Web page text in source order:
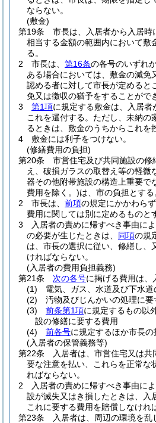
ならない。
(敷金)
第19条
市長は、入居者から入居時
相当する金額の範囲内において敷
る。
2
市長は、 第16条の各号のいずれ
ある場合においては、敷金の減免
認める者に対して市長が定めると
免又は徴収の猶予をすることがで
3
第1項に規定する敷金は、入居者
これを還付する。 ただし、未納の
るときは、敷金のうちからこれを
4
敷金には利子をつけない。
(修繕費用の負担)
第20条
市営住宅及び共同施設の修
え、破損ガラスの取替え等の軽微
器その他附帯施設の構造上重要で
費用を除く。)は、市の負担とする
2
市長は、 前項の規定にかかわら
費用に関しては別に定めるものと
3
入居者の責めに帰すべき事由に
の必要が生じたときは、 同項の規
は、市長の選択に従い、修繕し、
ければならない。
(入居者の費用負担義務)
第21条
次の各号に掲げる費用は、
(1)
電気、ガス、水道及び下水道
(2)
汚物及びじんかいの処理に要
(3)
前条第1項に規定するもの以
設の修繕に要する費用
(4)
前各号に規定するほか市長の
(入居者の保管義務等)
第22条
入居者は、市営住宅又は
要な注意を払い、これらを正常な
ればならない。
2
入居者の責めに帰すべき事由に
設が滅失又はき損したときは、入
これに要する費用を賠償しなけれ
第23条
入居者は、周辺の環境を